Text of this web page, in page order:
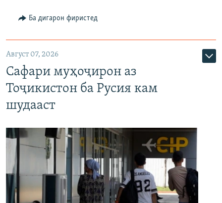
Ба дигарон фиристед
Август 07, 2026
Сафари муҳоҷирон аз
Тоҷикистон ба Русия кам
шудааст